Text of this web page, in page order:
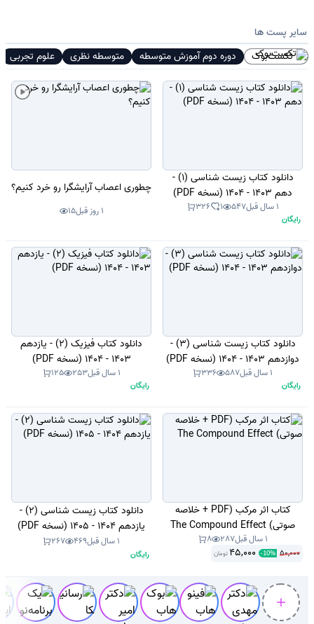
سایر پست ها
تکست‌بوک دوره دوم آموزش متوسطه متوسطه نظری علوم تجربی
دانلود کتاب زیست شناسی (1) -
دهم 1403 - 1404 (نسخه PDF)
1 سال قبل 547
1
326
رایگان
چطوری اعصاب آرایشگرا رو خرد کنیم؟
1 روز قبل 15
دانلود کتاب زیست شناسی (3) -
دوازدهم 1403 - 1404 (نسخه PDF)
1 سال قبل 587
336
رایگان
دانلود کتاب فیزیک (2) - یازدهم
1403 - 1404 (نسخه PDF)
1 سال قبل 253
125
رایگان
کتاب اثر مرکب (PDF + خلاصه
صوتی) The Compound Effect
1 سال قبل 287
8
50,000
-10%
45,000 تومان
دانلود کتاب زیست شناسی (2) -
یازدهم 1404 - 1405 (نسخه PDF)
1 سال قبل 469
267
رایگان